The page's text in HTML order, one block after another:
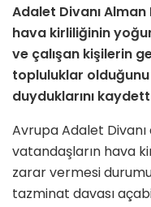
Adalet Divanı
hava kirliliğinin
ve çalışan kişilerin
topluluklar
duyduklarını
Avrupa Adalet Divanı
vatandaşların hava
zarar vermesi
tazminat davası